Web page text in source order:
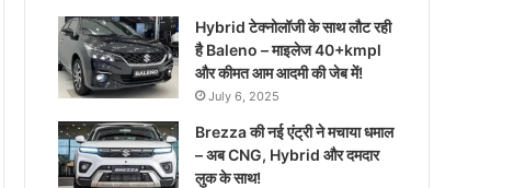
Hybrid टेक्नोलॉजी के साथ लौट रही
है Baleno – माइलेज 40+kmpl
और कीमत आम आदमी की जेब में!
July 6, 2025
Brezza की नई एंट्री ने मचाया धमाल
– अब CNG, Hybrid और दमदार
लुक के साथ!